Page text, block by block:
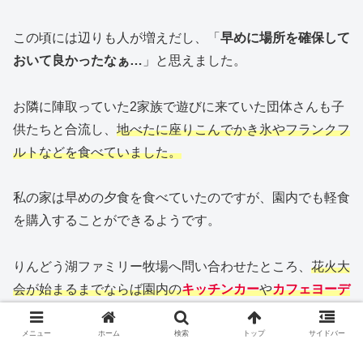
この頃には辺りも人が増えだし、「 早めに場所を確保して
おいて良かったなぁ… 」と思えました。
お隣に陣取っていた2家族で遊びに来ていた団体さんも子
供たちと合流し、 地べたに座りこんでかき氷やフランクフ
ルトなどを食べていました。
私の家は早めの夕食を食べていたのですが、園内でも軽食
を購入することができるようです。
りんどう湖ファミリー牧場へ問い合わせたところ、 花火大
会が始まるまでならば園内のキッチンカーやカフェヨーデ
などを利用することが可能とのこと。
メニュー ホーム 検索 トップ サイドバー